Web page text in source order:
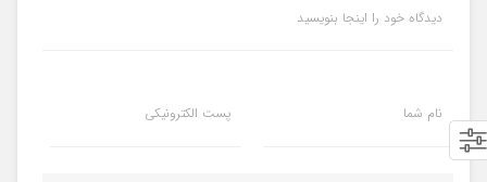
دیدگاه خود را اینجا بنویسید
نام شما پست الکترونیکی